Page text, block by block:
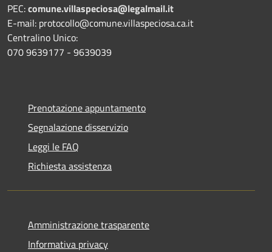
PEC:comune.villaspeciosa@legalmail.it
E-mail: protocollo@comune.villaspeciosa.ca.it
Centralino Unico:
070 9639177 - 9639039
Prenotazione appuntamento
Segnalazione disservizio
Leggi le FAQ
Richiesta assistenza
Amministrazione trasparente
Informativa privacy